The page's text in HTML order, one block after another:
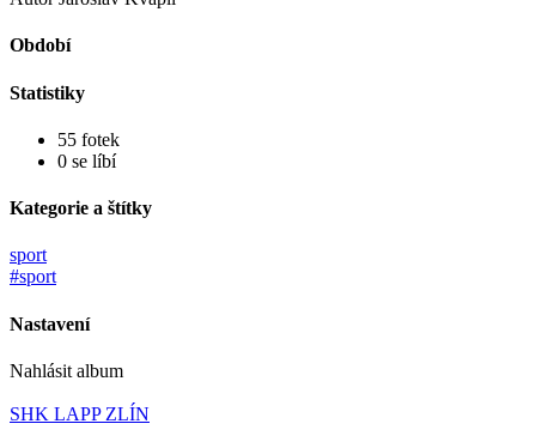
Období
Statistiky
55 fotek
0 se líbí
Kategorie a štítky
sport
#sport
Nastavení
Nahlásit album
SHK LAPP ZLÍN